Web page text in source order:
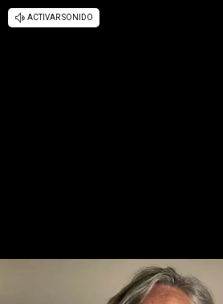
ACTIVAR SONIDO